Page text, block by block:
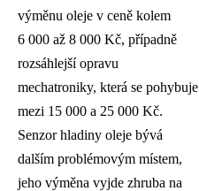
výměnu oleje v ceně kolem
6 000 až 8 000 Kč, případně
rozsáhlejší opravu
mechatroniky, která se pohybuje
mezi 15 000 a 25 000 Kč.
Senzor hladiny oleje bývá
dalším problémovým místem,
jeho výměna vyjde zhruba na